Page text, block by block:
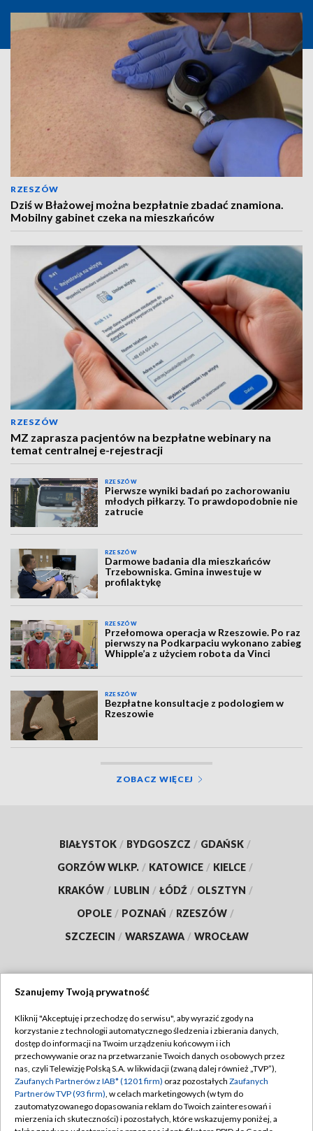
RZESZÓW
Dziś w Błażowej można bezpłatnie zbadać znamiona.
Mobilny gabinet czeka na mieszkańców
RZESZÓW
MZ zaprasza pacjentów na bezpłatne webinary na
temat centralnej e-rejestracji
RZESZÓW
Pierwsze wyniki badań po zachorowaniu
młodych piłkarzy. To prawdopodobnie nie
zatrucie
RZESZÓW
Darmowe badania dla mieszkańców
Trzebowniska. Gmina inwestuje w
profilaktykę
RZESZÓW
Przełomowa operacja w Rzeszowie. Po raz
pierwszy na Podkarpaciu wykonano zabieg
Whipple’a z użyciem robota da Vinci
RZESZÓW
Bezpłatne konsultacje z podologiem w
Rzeszowie
ZOBACZ WIĘCEJ
BIAŁYSTOK / BYDGOSZCZ / GDAŃSK /
GORZÓW WLKP. / KATOWICE / KIELCE /
KRAKÓW / LUBLIN / ŁÓDŹ / OLSZTYN /
OPOLE / POZNAŃ / RZESZÓW /
SZCZECIN / WARSZAWA / WROCŁAW
TVP
Abonament TVP
Emisja w TVP
Centrum informacji TVP
Naziemna Telewizja Cyfrowa
Regulamin TVP
Polityka prywatności
Moje zgody
Pomoc
Szanujemy Twoją prywatność
Kliknij "Akceptuję i przechodzę do serwisu", aby wyrazić zgody na
korzystanie z technologii automatycznego śledzenia i zbierania danych,
dostęp do informacji na Twoim urządzeniu końcowym i ich
przechowywanie oraz na przetwarzanie Twoich danych osobowych przez
nas, czyli Telewizję Polską S.A. w likwidacji (zwaną dalej również „TVP”),
Zaufanych Partnerów z IAB* (1201 firm) oraz pozostałych Zaufanych
Partnerów TVP (93 firm), w celach marketingowych (w tym do
zautomatyzowanego dopasowania reklam do Twoich zainteresowań i
mierzenia ich skuteczności) i pozostałych, które wskazujemy poniżej, a